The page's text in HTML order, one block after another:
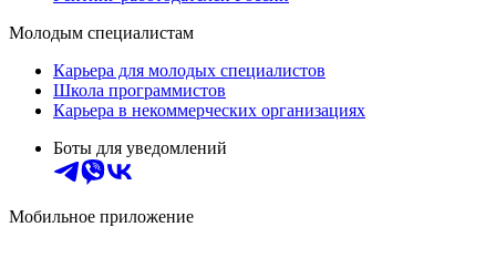
Молодым специалистам
Карьера для молодых специалистов
Школа программистов
Карьера в некоммерческих организациях
Боты для уведомлений
Мобильное приложение